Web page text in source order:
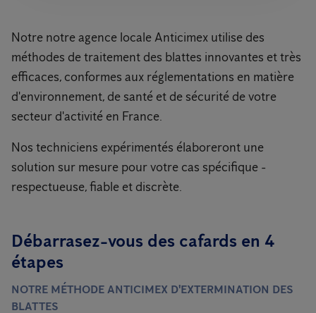
Notre notre agence locale Anticimex utilise des
méthodes de traitement des blattes innovantes et très
efficaces, conformes aux réglementations en matière
d'environnement, de santé et de sécurité de votre
secteur d'activité en France.
Nos techniciens expérimentés élaboreront une
solution sur mesure pour votre cas spécifique -
respectueuse, fiable et discrète.
Débarrasez-vous des cafards en 4
étapes
NOTRE MÉTHODE ANTICIMEX D'EXTERMINATION DES
BLATTES